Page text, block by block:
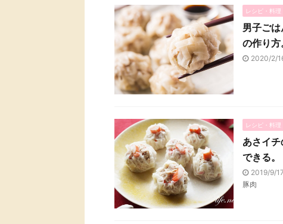
レシピ・料理
男子ご
の作り方
2020/2/
レシピ・料理
あさイ
できる。
2019/9/17
豚肉